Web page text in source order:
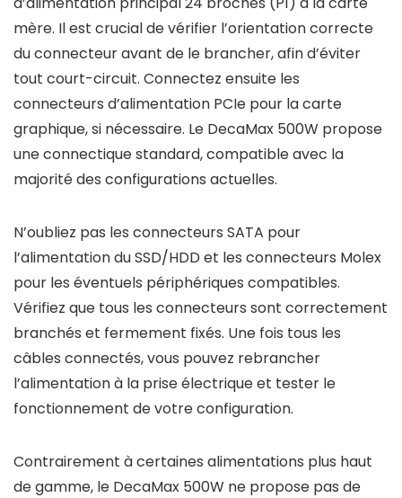
mère. Il est crucial de vérifier l’orientation correcte
du connecteur avant de le brancher, afin d’éviter
tout court-circuit. Connectez ensuite les
connecteurs d’alimentation PCIe pour la carte
graphique, si nécessaire. Le DecaMax 500W propose
une connectique standard, compatible avec la
majorité des configurations actuelles.
N’oubliez pas les connecteurs SATA pour
l’alimentation du SSD/HDD et les connecteurs Molex
pour les éventuels périphériques compatibles.
Vérifiez que tous les connecteurs sont correctement
branchés et fermement fixés. Une fois tous les
câbles connectés, vous pouvez rebrancher
l’alimentation à la prise électrique et tester le
fonctionnement de votre configuration.
Contrairement à certaines alimentations plus haut
de gamme, le DecaMax 500W ne propose pas de